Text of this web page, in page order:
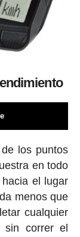
los puntos
en todo
el lugar
menos que
cualquier
sin correr el